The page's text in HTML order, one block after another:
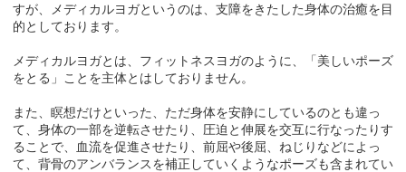
すが、メディカルヨガというのは、支障をきたした身体の治癒を目
的としております。
メディカルヨガとは、フィットネスヨガのように、「美しいポーズ
をとる」ことを主体とはしておりません。
また、瞑想だけといった、ただ身体を安静にしているのとも違っ
て、身体の一部を逆転させたり、圧迫と伸展を交互に行なったりす
ることで、血流を促進させたり、前屈や後屈、ねじりなどによっ
て、背骨のアンバランスを補正していくようなポーズも含まれてい